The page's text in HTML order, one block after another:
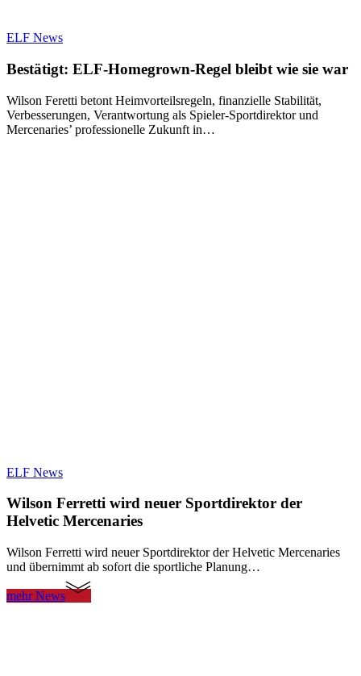
ELF News
Bestätigt: ELF-Homegrown-Regel bleibt wie sie war
Wilson Feretti betont Heimvorteilsregeln, finanzielle Stabilität,
Verbesserungen, Verantwortung als Spieler-Sportdirektor und
Mercenaries’ professionelle Zukunft in…
ELF News
Wilson Ferretti wird neuer Sportdirektor der
Helvetic Mercenaries
Wilson Ferretti wird neuer Sportdirektor der Helvetic Mercenaries
und übernimmt ab sofort die sportliche Planung…
mehr News